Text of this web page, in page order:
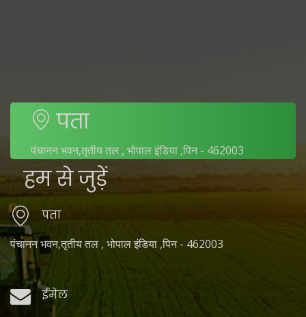
पता
पंचानन भवन,तृतीय तल , भोपाल इंडिया ,पिन - 462003
हम से जुड़ें
पता
पंचानन भवन,तृतीय तल , भोपाल इंडिया ,पिन - 462003
ईमेल